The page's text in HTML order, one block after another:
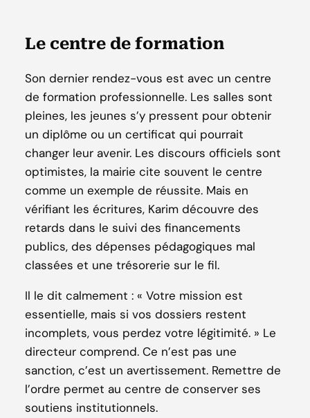
Le centre de formation
Son dernier rendez-vous est avec un centre
de formation professionnelle. Les salles sont
pleines, les jeunes s’y pressent pour obtenir
un diplôme ou un certificat qui pourrait
changer leur avenir. Les discours officiels sont
optimistes, la mairie cite souvent le centre
comme un exemple de réussite. Mais en
vérifiant les écritures, Karim découvre des
retards dans le suivi des financements
publics, des dépenses pédagogiques mal
classées et une trésorerie sur le fil.
Il le dit calmement : « Votre mission est
essentielle, mais si vos dossiers restent
incomplets, vous perdez votre légitimité. » Le
directeur comprend. Ce n’est pas une
sanction, c’est un avertissement. Remettre de
l’ordre permet au centre de conserver ses
soutiens institutionnels.